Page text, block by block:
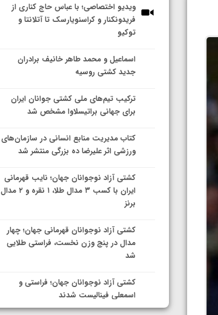
ویدیو اختصاصی؛ با عباس حاج کناری از
فریدونکنار و کراسنویارسک تا آتلانتا و
توکیو
اسماعیل و محمد طاهر خانیف برادران
جدید کشتی روسیه
ترکیب تیم‌های ملی کشتی جوانان ایران
برای جهانی براتیسلاوا مشخص شد
کتاب مدیریت منابع انسانی در سازمان‌های
ورزشی اثر علیرضا ده بزرگی منتشر شد
کشتی آزاد نوجوانان جهان؛ نایب قهرمانی
ایران با کسب ۳ مدال طلا، ۱ نقره و ۲ مدال
برنز
کشتی آزاد نوجوانان قهرمانی جهان؛ چهار
مدال در پنج وزن نخست، فراستی طلایی
شد
کشتی آزاد نوجوانان جهان؛ فراستی و
اسمعلی فینالیست شدند